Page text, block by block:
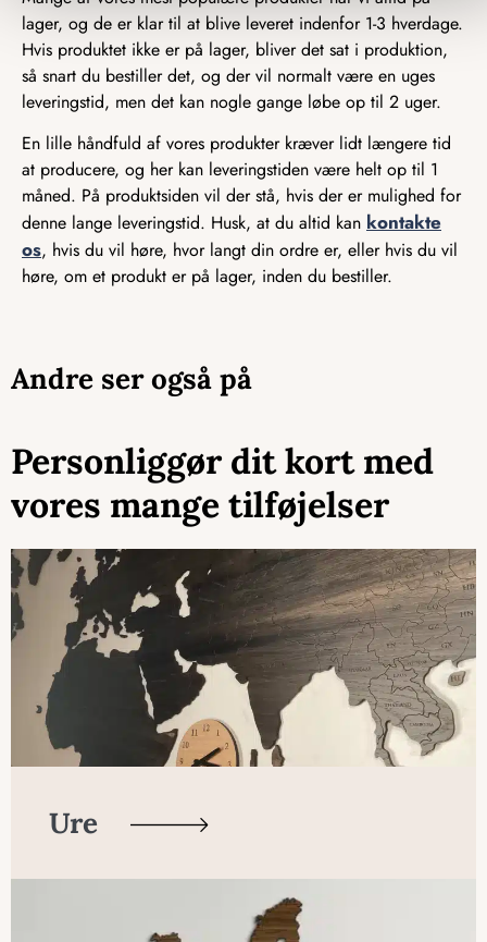
lager, og de er klar til at blive leveret indenfor 1-3 hverdage.
Hvis produktet ikke er på lager, bliver det sat i produktion,
så snart du bestiller det, og der vil normalt være en uges
leveringstid, men det kan nogle gange løbe op til 2 uger.
En lille håndfuld af vores produkter kræver lidt længere tid
at producere, og her kan leveringstiden være helt op til 1
måned. På produktsiden vil der stå, hvis der er mulighed for
denne lange leveringstid. Husk, at du altid kan kontakte
os, hvis du vil høre, hvor langt din ordre er, eller hvis du vil
høre, om et produkt er på lager, inden du bestiller.
Andre ser også på
Personliggør dit kort med
vores mange tilføjelser
Ure